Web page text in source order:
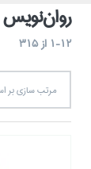
روان‌نويس
1-12 از315
مرتب سازي بر